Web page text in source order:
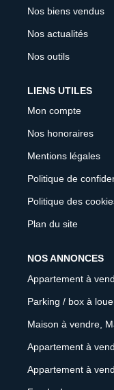
Nos biens vendus
Nos actualités
Nos outils
LIENS UTILES
Mon compte
Nos honoraires
Mentions légales
Politique de
Politique des
Plan du site
NOS ANNONCES
Appartement à
Parking / box à
Maison à vendre,
Appartement à
Appartement à